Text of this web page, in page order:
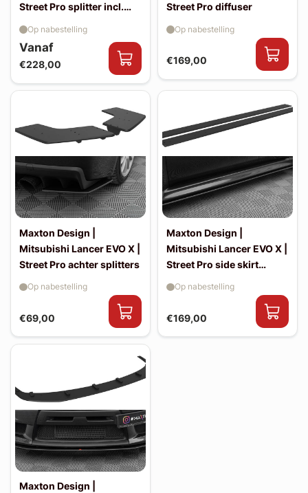
Street Pro splitter incl.
Vanaf
€228,00
Op nabestelling
Street Pro diffuser
€169,00
Op nabestelling
Maxton Design |
Mitsubishi Lancer EVO X |
Street Pro achter splitters
€69,00
Op nabestelling
Maxton Design |
Mitsubishi Lancer EVO X |
Street Pro side skirt
€169,00
Op nabestelling
Maxton Design |